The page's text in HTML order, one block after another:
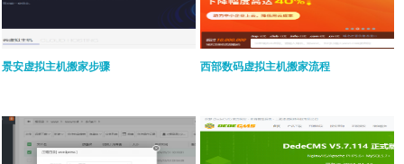
景安虚拟主机搬家步骤 西部数码虚拟主机搬家流程